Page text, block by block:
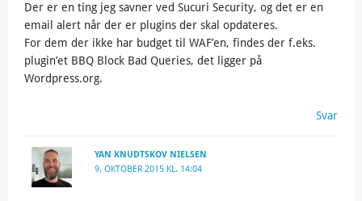
Der er en ting jeg savner ved Sucuri Security, og det er en
email alert når der er plugins der skal opdateres.
For dem der ikke har budget til WAF’en, findes der f.eks.
plugin’et BBQ Block Bad Queries, det ligger på
Wordpress.org.
Svar
YAN KNUDTSKOV NIELSEN
9. OKTOBER 2015 KL. 14:04